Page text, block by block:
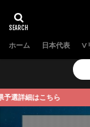
ホーム 日本代表 V
はこちら